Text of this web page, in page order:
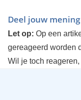
Deel jouw mening
Let op: Op een
gereageerd worden
Wil je toch reageren,